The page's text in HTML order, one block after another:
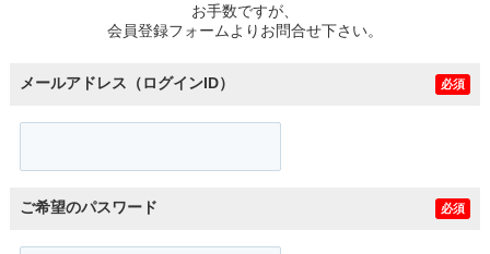
お手数ですが、
会員登録フォームよりお問合せ下さい。
メールアドレス（ログインID） 必須
ご希望のパスワード 必須